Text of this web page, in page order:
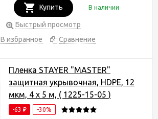
Купить В наличии
Быстрый просмотр
В избранное
Сравнение
Пленка STAYER "MASTER"
защитная укрывочная, HDPE, 12
мкм, 4 х 5 м, ( 1225-15-05 )
-63 ₽ -30%